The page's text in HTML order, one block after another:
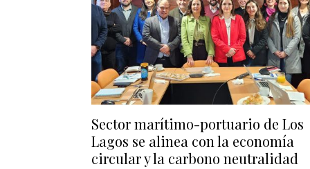
Sector marítimo-portuario de Los
Lagos se alinea con la economía
circular y la carbono neutralidad